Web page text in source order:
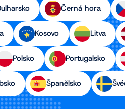
Černá hora
Kosovo Litva
Polsko Portugalsko
Španělsko